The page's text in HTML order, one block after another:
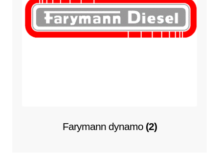
Farymann dynamo (2)